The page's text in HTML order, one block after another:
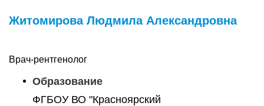
Житомирова Людмила Александровна
Врач-рентгенолог
Образование
ФГБОУ ВО "Красноярский